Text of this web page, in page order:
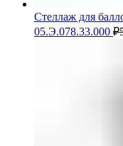
Стеллаж для
05.Э.078.33.000 ₽